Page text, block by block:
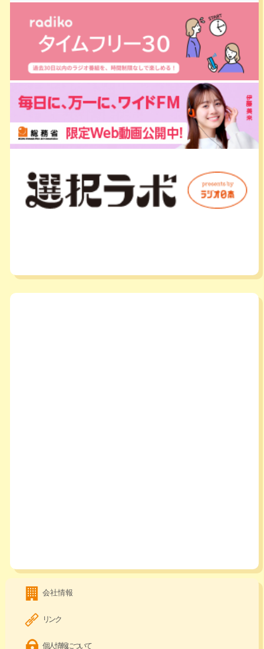
会社情報
リンク
個人情報について